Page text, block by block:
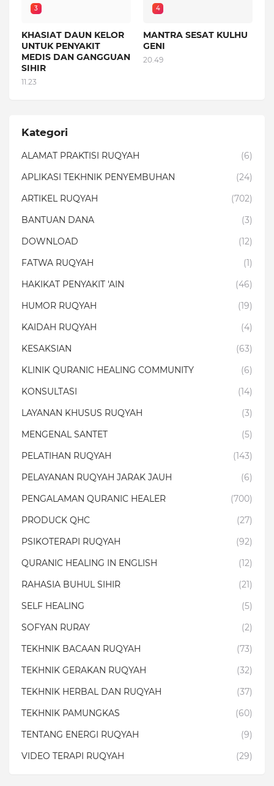
3
KHASIAT DAUN KELOR
UNTUK PENYAKIT
MEDIS DAN GANGGUAN
SIHIR
11.23
4
MANTRA SESAT KULHU
GENI
20.49
Kategori
ALAMAT PRAKTISI RUQYAH
(6)
APLIKASI TEKHNIK PENYEMBUHAN
(24)
ARTIKEL RUQYAH
(702)
BANTUAN DANA
(3)
DOWNLOAD
(12)
FATWA RUQYAH
(1)
HAKIKAT PENYAKIT 'AIN
(46)
HUMOR RUQYAH
(19)
KAIDAH RUQYAH
(4)
KESAKSIAN
(63)
KLINIK QURANIC HEALING COMMUNITY
(6)
KONSULTASI
(14)
LAYANAN KHUSUS RUQYAH
(3)
MENGENAL SANTET
(5)
PELATIHAN RUQYAH
(143)
PELAYANAN RUQYAH JARAK JAUH
(6)
PENGALAMAN QURANIC HEALER
(700)
PRODUCK QHC
(27)
PSIKOTERAPI RUQYAH
(92)
QURANIC HEALING IN ENGLISH
(12)
RAHASIA BUHUL SIHIR
(21)
SELF HEALING
(5)
SOFYAN RURAY
(2)
TEKHNIK BACAAN RUQYAH
(73)
TEKHNIK GERAKAN RUQYAH
(32)
TEKHNIK HERBAL DAN RUQYAH
(37)
TEKHNIK PAMUNGKAS
(60)
TENTANG ENERGI RUQYAH
(9)
VIDEO TERAPI RUQYAH
(29)